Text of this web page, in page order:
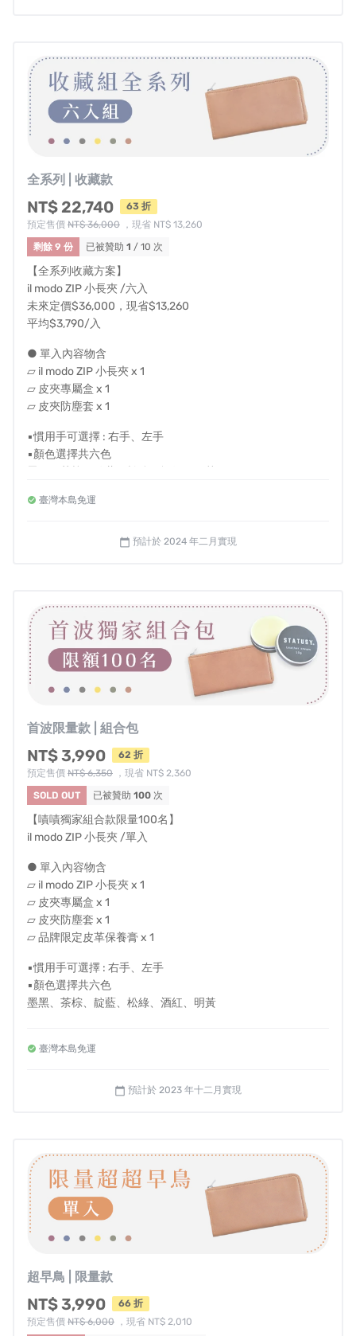
▾可容納 30張紙鈔、25個零錢、11張卡片、名片、2把鑰匙
▾ 當然！新台幣也裝得下
▾ 不管是NTD$1,000
全系列 | 收藏款
NT$ 22,740
63 折
預定售價 NT$ 36,000 ，現省 NT$ 13,260
剩餘 9 份
已被贊助 1 / 10 次
【全系列收藏方案】
il modo ZIP 小長夾 /六入
未來定價$36,000，現省$13,260
平均$3,790/入
● 單入內容物含
▱ il modo ZIP 小長夾 x 1
▱ 皮夾專屬盒 x 1
▱ 皮夾防塵套 x 1
▪慣用手可選擇 : 右手、左手
▪顏色選擇共六色
● 溫馨提醒
- 國內皆享有免運費，若海外或離島配送需求請私訊我們
- 如退款帳戶為海外帳戶，退款時手續費消費者須自行負擔
臺灣本島免運
calendar_today 預計於 2024 年二月實現
首波限量款 | 組合包
NT$ 3,990
62 折
預定售價 NT$ 6,350 ，現省 NT$ 2,360
SOLD OUT
已被贊助 100 次
【嘖嘖獨家組合款限量100名】
il modo ZIP 小長夾 /單入
● 單入內容物含
▱ il modo ZIP 小長夾 x 1
▱ 皮夾專屬盒 x 1
▱ 皮夾防塵套 x 1
▱ 品牌限定皮革保養膏 x 1
▪慣用手可選擇 : 右手、左手
▪顏色選擇共六色
墨黑、茶棕、靛藍、松綠、酒紅、明黃
- 左右手選擇是指拿取卡片時的慣用手
- 每件皮夾皆為職人手工客製，一旦進入製程，恕無法提供顏
臺灣本島免運
calendar_today 預計於 2023 年十二月實現
超早鳥 | 限量款
NT$ 3,990
66 折
預定售價 NT$ 6,000 ，現省 NT$ 2,010